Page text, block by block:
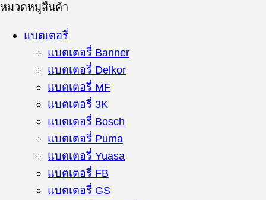
หมวดหมูสืนค้า
แบตเตอรี่
แบตเตอรี่ Banner
แบตเตอรี่ Delkor
แบตเตอรี่ MF
แบตเตอรี่ 3K
แบตเตอรี่ Bosch
แบตเตอรี่ Puma
แบตเตอรี่ Yuasa
แบตเตอรี่ FB
แบตเตอรี่ GS